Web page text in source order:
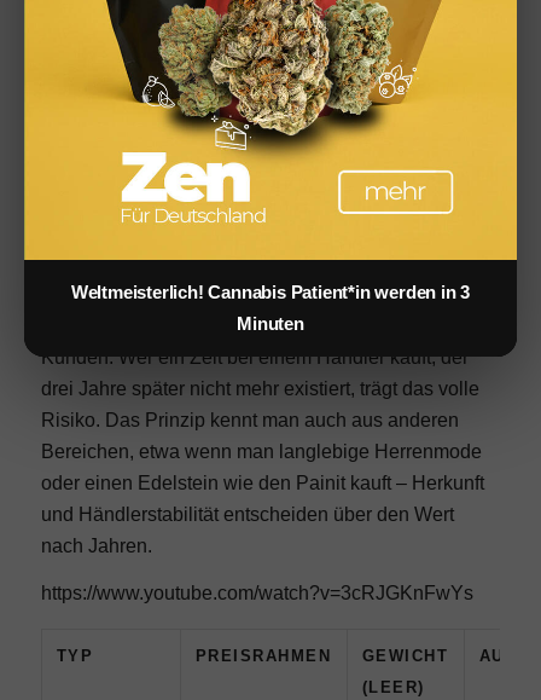
Preisklasse. Sie sind zwei grundlegend verschiedene
Ansätze zu Sicherheit, Haltbarkeit und
Langzeitkosten.
Ein konkretes Beispiel zeigt, wie fragil die
Importketten sind: Nach den pandemiebedingten
Verwerfungen stiegen die Containerpreise von Asien
nach Hamburg von rund 2.000 auf zeitweise über
14.000 US-Dollar. Mehrere kleinere Händler, die auf
günstige Importware gesetzt hatten, verschwanden
vom Markt – mitsamt Garantieansprüchen ihrer
Kunden. Wer ein Zelt bei einem Händler kauft, der
drei Jahre später nicht mehr existiert, trägt das volle
Risiko. Das Prinzip kennt man auch aus anderen
Bereichen, etwa wenn man langlebige Herrenmode
oder einen Edelstein wie den Painitkauft – Herkunft
und Händlerstabilität entscheiden über den Wert
nach Jahren.
https://www.youtube.com/watch?v=3cRJGKnFwYs
TYP PREISRAHMEN
GEWICHT
(LEER)
Weltmeisterlich! Cannabis Patient*in werden in 3
Minuten